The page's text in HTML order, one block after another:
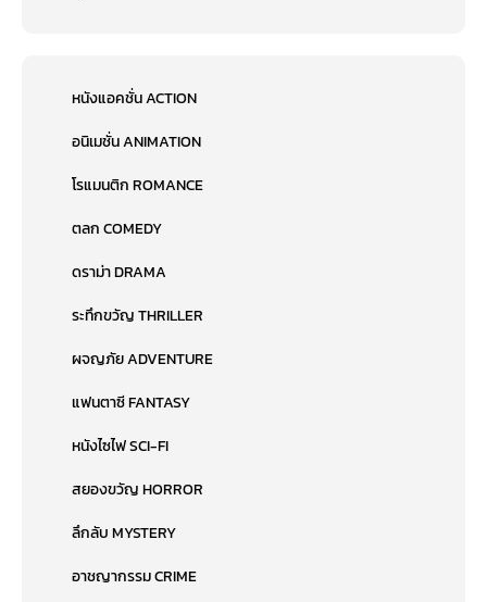
หนังแอคชั่น ACTION
อนิเมชั่น ANIMATION
โรแมนติก ROMANCE
ตลก COMEDY
ดราม่า DRAMA
ระทึกขวัญ THRILLER
ผจญภัย ADVENTURE
แฟนตาซี FANTASY
หนังไซไฟ SCI-FI
สยองขวัญ HORROR
ลึกลับ MYSTERY
อาชญากรรม CRIME